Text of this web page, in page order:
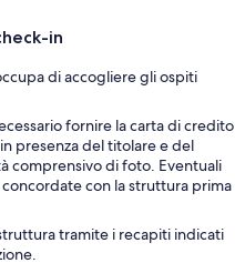
in
di accogliere gli ospiti
fornire la carta di credito
presenza del titolare e del
comprensivo di foto. Eventuali
con la struttura prima
tramite i recapiti indicati